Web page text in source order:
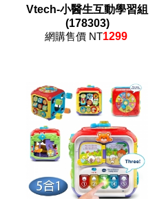
Vtech-小醫生互動學習組
(178303)
網購售價 NT1299